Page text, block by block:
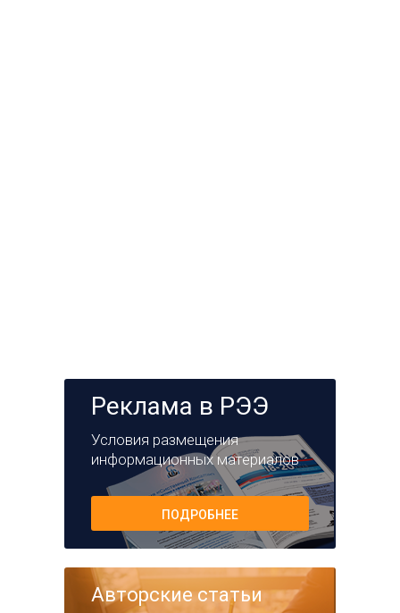
Реклама в РЭЭ
Условия размещения
информационных материалов
ПОДРОБНЕЕ
Авторские статьи